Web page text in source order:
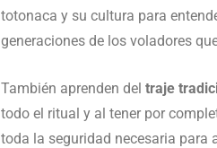
totonaca y su cultura para
generaciones de los voladores
También aprenden del traje
todo el ritual y al tener por
toda la seguridad necesaria para